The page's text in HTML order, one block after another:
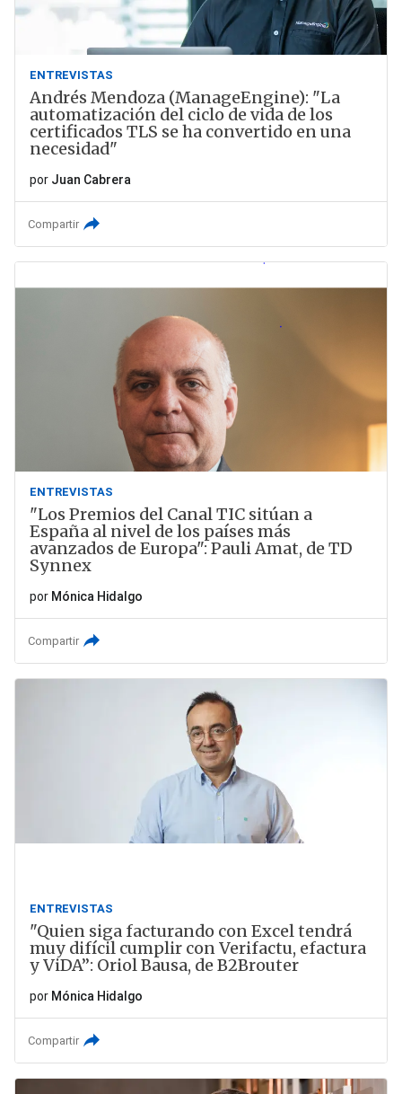
ENTREVISTAS
Andrés Mendoza (ManageEngine): "La
automatización del ciclo de vida de los
certificados TLS se ha convertido en una
necesidad"
por Juan Cabrera
Compartir
ENTREVISTAS
"Los Premios del Canal TIC sitúan a
España al nivel de los países más
avanzados de Europa": Pauli Amat, de TD
Synnex
por Mónica Hidalgo
Compartir
ENTREVISTAS
"Quien siga facturando con Excel tendrá
muy difícil cumplir con Verifactu, efactura
y ViDA”: Oriol Bausa, de B2Brouter
por Mónica Hidalgo
Compartir